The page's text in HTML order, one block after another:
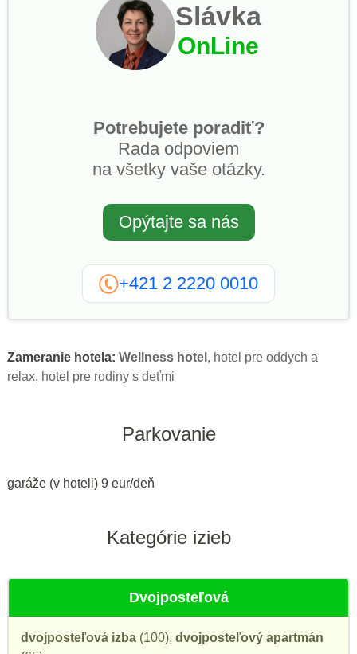
Slávka
OnLine
Potrebujete poradiť?
Rada odpoviem
na všetky vaše otázky.
Opýtajte sa nás
+421 2 2220 0010
Zameranie hotela: Wellness hotel , hotel pre oddych a
relax, hotel pre rodiny s deťmi
Parkovanie
garáže (v hoteli) 9 eur/deň
Kategórie izieb
Dvojposteľová
dvojposteľová izba (100), dvojposteľový apartmán